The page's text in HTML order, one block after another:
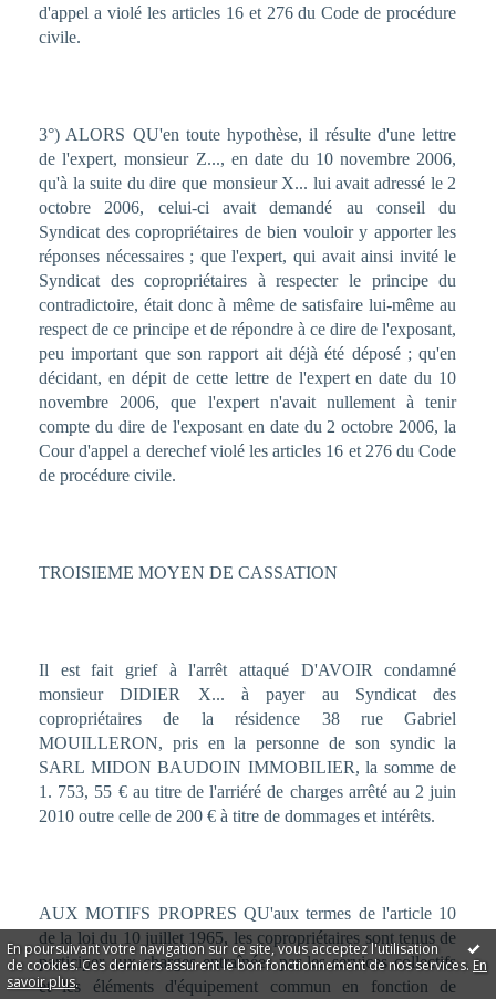
En poursuivant votre navigation sur ce site, vous acceptez l'utilisation
de cookies. Ces derniers assurent le bon fonctionnement de nos services. En
savoir plus.
d'appel a violé les articles 16 et 276 du Code de procédure
civile.
3°) ALORS QU'en toute hypothèse, il résulte d'une lettre
de l'expert, monsieur Z..., en date du 10 novembre 2006,
qu'à la suite du dire que monsieur X... lui avait adressé le 2
octobre 2006, celui-ci avait demandé au conseil du
Syndicat des copropriétaires de bien vouloir y apporter les
réponses nécessaires ; que l'expert, qui avait ainsi invité le
Syndicat des copropriétaires à respecter le principe du
contradictoire, était donc à même de satisfaire lui-même au
respect de ce principe et de répondre à ce dire de l'exposant,
peu important que son rapport ait déjà été déposé ; qu'en
décidant, en dépit de cette lettre de l'expert en date du 10
novembre 2006, que l'expert n'avait nullement à tenir
compte du dire de l'exposant en date du 2 octobre 2006, la
Cour d'appel a derechef violé les articles 16 et 276 du Code
de procédure civile.
TROISIEME MOYEN DE CASSATION
Il est fait grief à l'arrêt attaqué D'AVOIR condamné
monsieur DIDIER X... à payer au Syndicat des
copropriétaires de la résidence 38 rue Gabriel
MOUILLERON, pris en la personne de son syndic la
SARL MIDON BAUDOIN IMMOBILIER, la somme de
1. 753, 55 € au titre de l'arriéré de charges arrêté au 2 juin
2010 outre celle de 200 € à titre de dommages et intérêts.
AUX MOTIFS PROPRES QU'aux termes de l'article 10
de la loi du 10 juillet 1965, les copropriétaires sont tenus de
participer aux charges entraînées par les services collectifs
et les éléments d'équipement commun en fonction de